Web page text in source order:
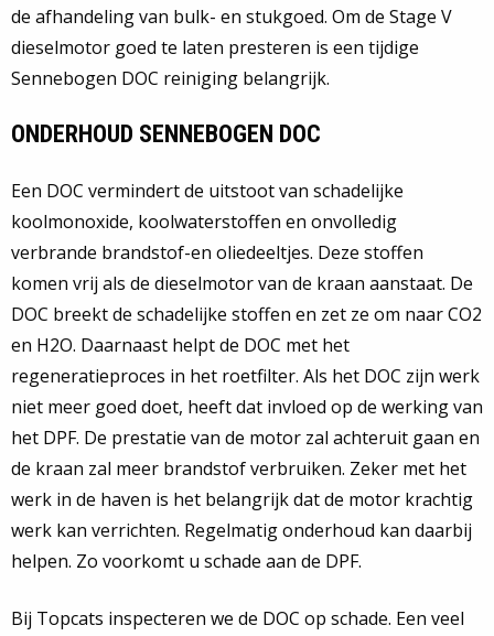
de afhandeling van bulk- en stukgoed. Om de Stage V
dieselmotor goed te laten presteren is een tijdige
Sennebogen DOC reiniging belangrijk.
ONDERHOUD SENNEBOGEN DOC
Een DOC vermindert de uitstoot van schadelijke
koolmonoxide, koolwaterstoffen en onvolledig
verbrande brandstof-en oliedeeltjes. Deze stoffen
komen vrij als de dieselmotor van de kraan aanstaat. De
DOC breekt de schadelijke stoffen en zet ze om naar CO2
en H2O. Daarnaast helpt de DOC met het
regeneratieproces in het roetfilter. Als het DOC zijn werk
niet meer goed doet, heeft dat invloed op de werking van
het DPF. De prestatie van de motor zal achteruit gaan en
de kraan zal meer brandstof verbruiken. Zeker met het
werk in de haven is het belangrijk dat de motor krachtig
werk kan verrichten. Regelmatig onderhoud kan daarbij
helpen. Zo voorkomt u schade aan de DPF.
Bij Topcats inspecteren we de DOC op schade. Een veel